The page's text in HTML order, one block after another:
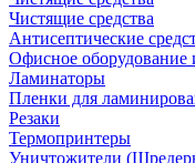
Чистящие средства
Антисептические
Офисное оборудование
Ламинаторы
Пленки для
Резаки
Термопринтеры
Уничтожители